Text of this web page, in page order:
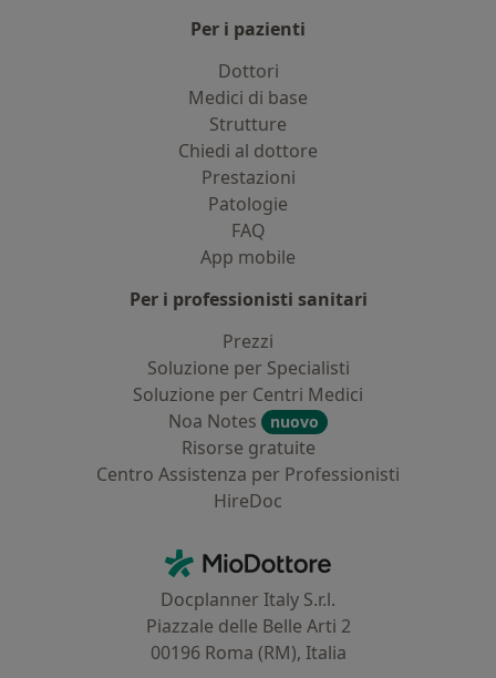
Per i pazienti
Dottori
Medici di base
Strutture
Chiedi al dottore
Prestazioni
Patologie
FAQ
App mobile
Per i professionisti sanitari
Prezzi
Soluzione per Specialisti
Soluzione per Centri Medici
Noa Notes
nuovo
Risorse gratuite
Centro Assistenza per Professionisti
HireDoc
MioDottore - Homepage
Docplanner Italy S.r.l.
Piazzale delle Belle Arti 2
00196 Roma (RM), Italia